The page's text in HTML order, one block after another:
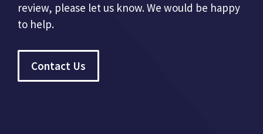
review, please let us know. We would be happy
to help.
Contact Us